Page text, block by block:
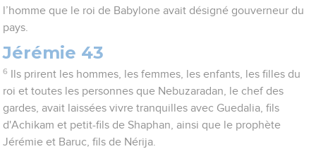
l’homme que le roi de Babylone avait désigné gouverneur du
pays.
Jérémie 43
6
Ils prirent les hommes, les femmes, les enfants, les filles du
roi et toutes les personnes que Nebuzaradan, le chef des
gardes, avait laissées vivre tranquilles avec Guedalia, fils
d'Achikam et petit-fils de Shaphan, ainsi que le prophète
Jérémie et Baruc, fils de Nérija.